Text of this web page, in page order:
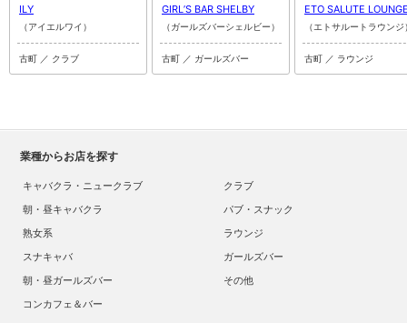
ILY
（アイエルワイ）
古町 ／ クラブ
GIRL’S BAR SHELBY
（ガールズバーシェルビー）
古町 ／ ガールズバー
ETO SALUTE
（エトサルートラウンジ
古町 ／ ラウンジ
業種からお店を探す
キャバクラ・ニュークラブ
クラブ
朝・昼キャバクラ
パブ・スナック
熟女系
ラウンジ
スナキャバ
ガールズバー
朝・昼ガールズバー
その他
コンカフェ＆バー